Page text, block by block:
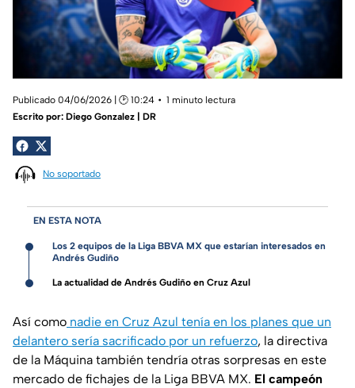
Publicado 04/06/2026 | 🕑 10:24
1 minuto lectura
Escrito por: Diego Gonzalez | DR
No soportado
EN ESTA NOTA
Los 2 equipos de la Liga BBVA MX que estarían interesados en
Andrés Gudiño
La actualidad de Andrés Gudiño en Cruz Azul
Así como nadie en Cruz Azul tenía en los planes que un
delantero sería sacrificado por un refuerzo, la directiva
de la Máquina también tendría otras sorpresas en este
mercado de fichajes de la Liga BBVA MX. El campeón